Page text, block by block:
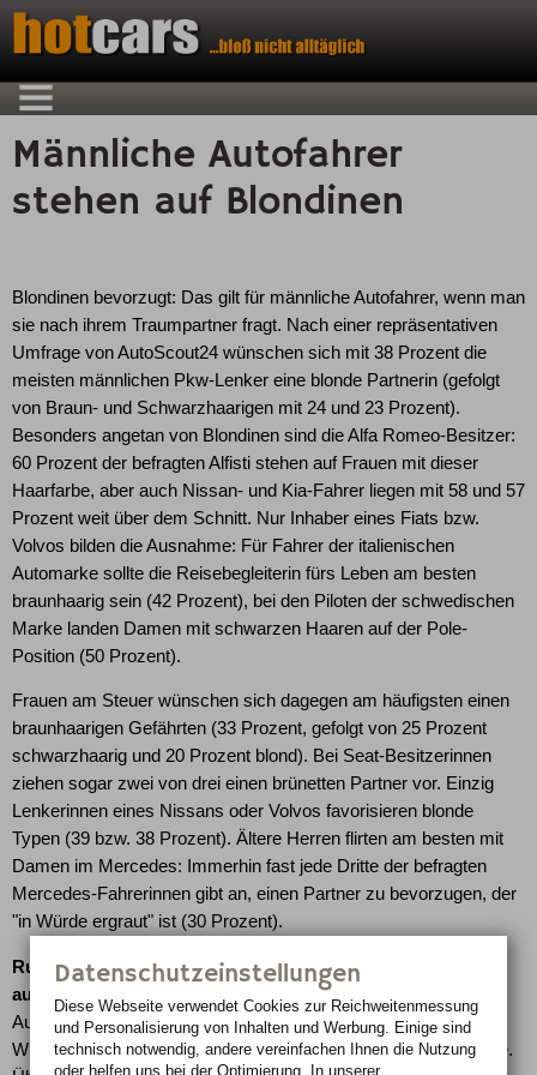
Männliche Autofahrer
stehen auf Blondinen
Blondinen bevorzugt: Das gilt für männliche Autofahrer, wenn man
sie nach ihrem Traumpartner fragt. Nach einer repräsentativen
Umfrage von AutoScout24 wünschen sich mit 38 Prozent die
meisten männlichen Pkw-Lenker eine blonde Partnerin (gefolgt
von Braun- und Schwarzhaarigen mit 24 und 23 Prozent).
Besonders angetan von Blondinen sind die Alfa Romeo-Besitzer:
60 Prozent der befragten Alfisti stehen auf Frauen mit dieser
Haarfarbe, aber auch Nissan- und Kia-Fahrer liegen mit 58 und 57
Prozent weit über dem Schnitt. Nur Inhaber eines Fiats bzw.
Volvos bilden die Ausnahme: Für Fahrer der italienischen
Automarke sollte die Reisebegleiterin fürs Leben am besten
braunhaarig sein (42 Prozent), bei den Piloten der schwedischen
Marke landen Damen mit schwarzen Haaren auf der Pole-
Position (50 Prozent).
Frauen am Steuer wünschen sich dagegen am häufigsten einen
braunhaarigen Gefährten (33 Prozent, gefolgt von 25 Prozent
schwarzhaarig und 20 Prozent blond). Bei Seat-Besitzerinnen
ziehen sogar zwei von drei einen brünetten Partner vor. Einzig
Lenkerinnen eines Nissans oder Volvos favorisieren blonde
Typen (39 bzw. 38 Prozent). Ältere Herren flirten am besten mit
Damen im Mercedes: Immerhin fast jede Dritte der befragten
Mercedes-Fahrerinnen gibt an, einen Partner zu bevorzugen, der
"in Würde ergraut" ist (30 Prozent).
Ruhe statt Temperament: Traumpartner sollte locker und
ausgeglichen sein
AutoScout24 fragte zudem, welche Charaktereigenschaften der
Wunschpartner der deutschen Autofahrer vor allem haben sollte.
Datenschutzeinstellungen
Diese Webseite verwendet Cookies zur Reichweiten­messung
und Personalisierung von Inhalten und Werbung. Einige sind
technisch notwendig, andere vereinfachen Ihnen die Nutzung
oder helfen uns bei der Optimierung. In unserer